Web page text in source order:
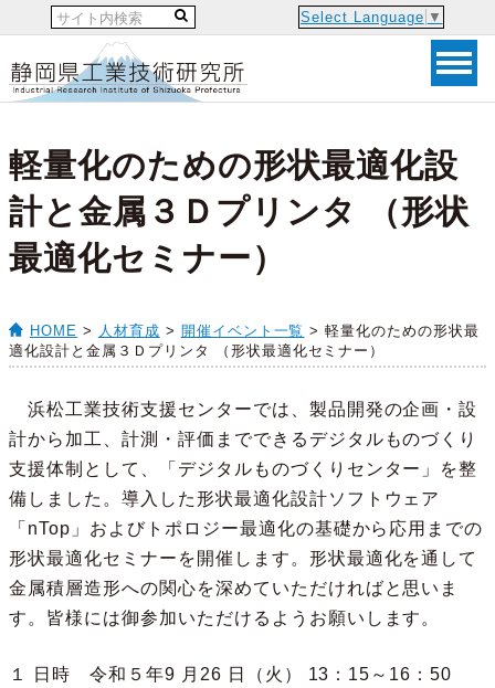
Select Language ▼
軽量化のための形状最適化設
計と金属３Ｄプリンタ （形状
最適化セミナー）
HOME > 人材育成 > 開催イベント一覧 > 軽量化のための形状最
適化設計と金属３Ｄプリンタ （形状最適化セミナー）
浜松工業技術支援センターでは、製品開発の企画・設
計から加工、計測・評価までできるデジタルものづくり
支援体制として、「デジタルものづくりセンター」を整
備しました。導入した形状最適化設計ソフトウェア
「nTop」およびトポロジー最適化の基礎から応用までの
形状最適化セミナーを開催します。形状最適化を通して
金属積層造形への関心を深めていただければと思いま
す。皆様には御参加いただけるようお願いします。
１ 日時 令和５年9 月26 日（火） 13：15～16：50